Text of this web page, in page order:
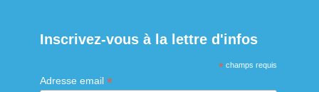
Inscrivez-vous à la lettre d'infos
* champs requis
Adresse email *